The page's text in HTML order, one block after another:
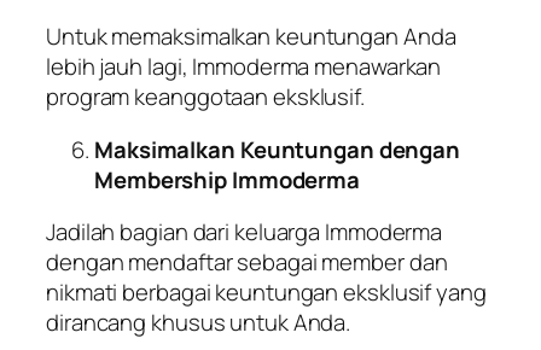
Untuk memaksimalkan keuntungan Anda
lebih jauh lagi, Immoderma menawarkan
program keanggotaan eksklusif.
Maksimalkan Keuntungan dengan
Membership Immoderma
Jadilah bagian dari keluarga Immoderma
dengan mendaftar sebagai member dan
nikmati berbagai keuntungan eksklusif yang
dirancang khusus untuk Anda.